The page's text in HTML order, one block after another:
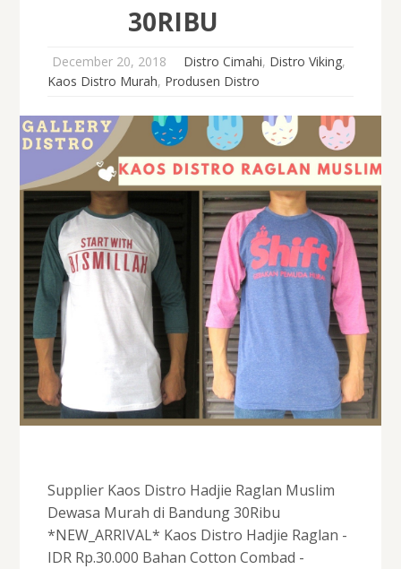
30RIBU
December 20, 2018 Distro Cimahi, Distro Viking,
Kaos Distro Murah, Produsen Distro
Supplier Kaos Distro Hadjie Raglan Muslim
Dewasa Murah di Bandung 30Ribu
*NEW_ARRIVAL* Kaos Distro Hadjie Raglan -
IDR Rp.30.000 Bahan Cotton Combad -